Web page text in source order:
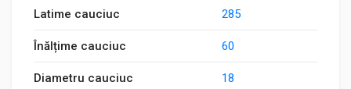
Latime cauciuc 285
Înălțime cauciuc 60
Diametru cauciuc 18